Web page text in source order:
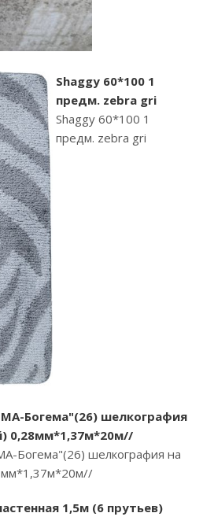
Shaggy 60*100 1
предм. zebra gri
Shaggy 60*100 1
предм. zebra gri
Богема"(26) шелкография
0,28мм*1,37м*20м//
Богема"(26) шелкография на
1,5м (6 прутьев)